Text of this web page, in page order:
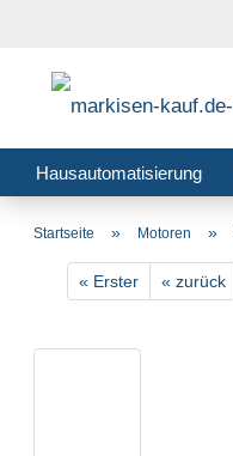
Hausautomatisierung
Startseite » Motoren »
« Erster « zurück